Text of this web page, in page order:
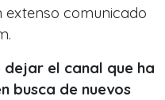
extenso comunicado
el canal que ha
busca de nuevos